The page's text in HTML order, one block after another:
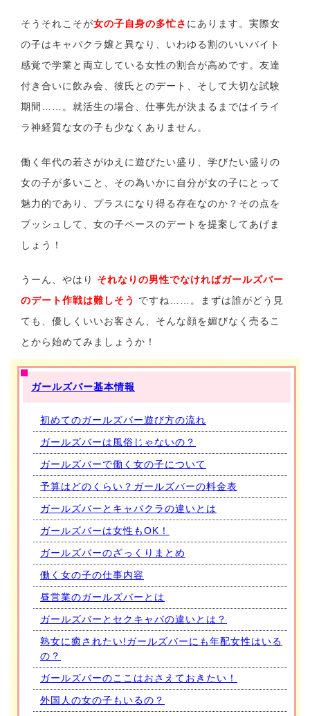
そうそれこそが女の子自身の多忙さ にあります。実際女
の子はキャバクラ嬢と異なり、いわゆる割のいいバイト
感覚で学業と両立している女性の割合が高めです。友達
付き合いに飲み会、彼氏とのデート、そして大切な試験
期間……。就活生の場合、仕事先が決まるまではイライ
ラ神経質な女の子も少なくありません。
働く年代の若さがゆえに遊びたい盛り、学びたい盛りの
女の子が多いこと、その為いかに自分が女の子にとって
魅力的であり、プラスになり得る存在なのか？その点を
プッシュして、女の子ペースのデートを提案してあげま
しょう！
うーん、やはり それなりの男性でなければガールズバー
のデート作戦は難しそう ですね……。まずは誰がどう見
ても、優しくいいお客さん、そんな顔を媚びなく売るこ
とから始めてみましょうか！
ガールズバー基本情報
初めてのガールズバー遊び方の流れ
ガールズバーは風俗じゃないの？
ガールズバーで働く女の子について
予算はどのくらい？ガールズバーの料金表
ガールズバーとキャバクラの違いとは
ガールズバーは女性もOK！
ガールズバーのざっくりまとめ
働く女の子の仕事内容
昼営業のガールズバーとは
ガールズバーとセクキャバの違いとは？
熟女に癒されたい!ガールズバーにも年配女性はいる
の？
ガールズバーのここはおさえておきたい！
外国人の女の子もいるの？